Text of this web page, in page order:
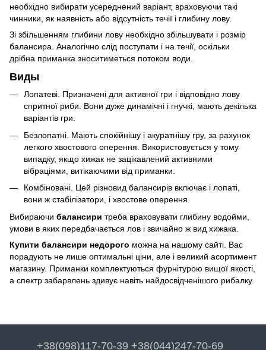
необхідно вибирати усереднений варіант, враховуючи такі
чинники, як наявність або відсутність течії і глибину лову.
Зі збільшенням глибини лову необхідно збільшувати і розмір
балансира. Аналогічно слід поступати і на течії, оскільки
дрібна приманка зноситиметься потоком води.
Виды
Лопатеві. Призначені для активної гри і відповідно лову
спритної риби. Вони дуже динамічні і гнучкі, мають декілька
варіантів гри.
Безлопатні. Мають спокійнішу і акуратнішу гру, за рахунок
легкого хвостового оперення. Використовується у тому
випадку, якщо хижак не зацікавлений активними
вібраціями, витікаючими від приманки.
Комбіновані. Цей різновид балансирів включає і лопаті,
вони ж стабілізатори, і хвостове оперення.
Вибираючи балансири треба враховувати глибину водойми,
умови в яких передбачається лов і звичайно ж вид хижака.
Купити балансири недорого можна на нашому сайті. Вас
порадують не лише оптимальні ціни, але і великий асортимент
магазину. Приманки комплектуються фурнітурою вищої якості,
а спектр забарвлень здивує навіть найдосвідченішого рибалку.
+38(098)117-70-39 +38(044)247-70-69